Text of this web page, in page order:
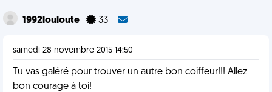
1992louloute 33
samedi 28 novembre 2015 14:50
Tu vas galéré pour trouver un autre bon coiffeur!!! Allez
bon courage à toi!